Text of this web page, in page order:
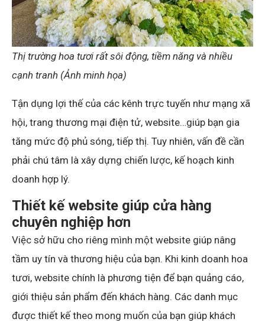
Thị trường hoa tươi rất sôi động, tiềm năng và nhiều
cạnh tranh (Ảnh minh họa)
Tận dụng lợi thế của các kênh trực tuyến như mạng xã
hội, trang thương mại điện tử, website…giúp bạn gia
tăng mức độ phủ sóng, tiếp thị. Tuy nhiên, vấn đề cần
phải chú tâm là xây dựng chiến lược, kế hoạch kinh
doanh hợp lý.
Thiết kế website giúp cửa hàng
chuyên nghiệp hơn
Việc sở hữu cho riêng mình một website giúp nâng
tầm uy tín và thương hiệu của bạn. Khi kinh doanh hoa
tươi, website chính là phương tiện để bạn quảng cáo,
giới thiệu sản phẩm đến khách hàng. Các danh mục
được thiết kế theo mong muốn của bạn giúp khách